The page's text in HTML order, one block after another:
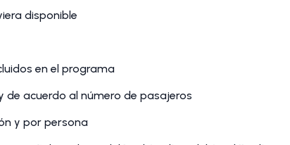
disponible
en el programa
acuerdo al número de pasajeros
y por persona